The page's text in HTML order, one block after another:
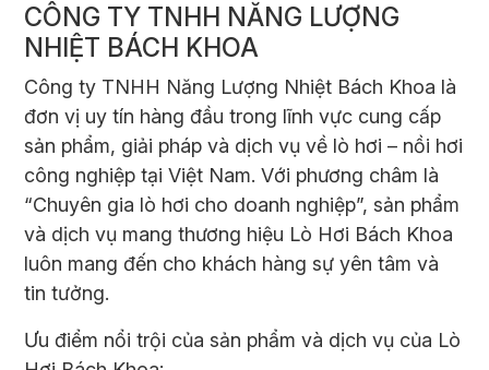
CÔNG TY TNHH NĂNG LƯỢNG
NHIỆT BÁCH KHOA
Công ty TNHH Năng Lượng Nhiệt Bách Khoa là
đơn vị uy tín hàng đầu trong lĩnh vực cung cấp
sản phẩm, giải pháp và dịch vụ về lò hơi – nồi hơi
công nghiệp tại Việt Nam. Với phương châm là
“Chuyên gia lò hơi cho doanh nghiệp”, sản phẩm
và dịch vụ mang thương hiệu Lò Hơi Bách Khoa
luôn mang đến cho khách hàng sự yên tâm và
tin tưởng.
Ưu điểm nổi trội của sản phẩm và dịch vụ của Lò